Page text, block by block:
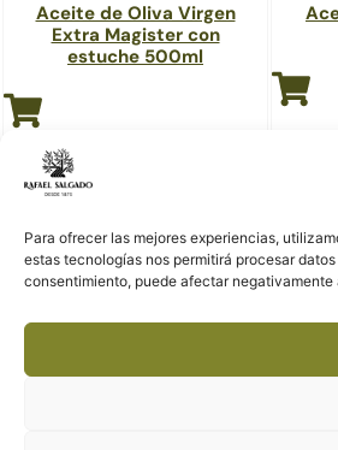
Para ofrecer las mejores experiencias,
estas tecnologías nos permitirá procesar
consentimiento, puede afectar
Aceite de Oliva Virgen
Extra Magister con
estuche 500ml